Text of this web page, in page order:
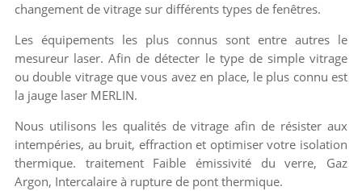
changement de vitrage sur différents types de fenêtres.
Les équipements les plus connus sont entre autres le
mesureur laser. Afin de détecter le type de simple vitrage
ou double vitrage que vous avez en place, le plus connu est
la jauge laser MERLIN.
Nous utilisons les qualités de vitrage afin de résister aux
intempéries, au bruit, effraction et optimiser votre isolation
thermique. traitement Faible émissivité du verre, Gaz
Argon, Intercalaire à rupture de pont thermique.